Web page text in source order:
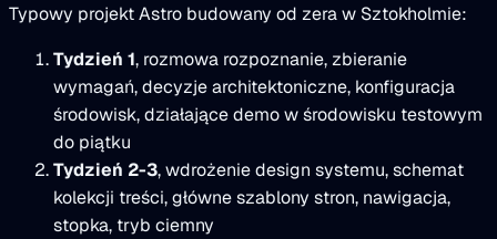
Typowy projekt Astro budowany od zera w Sztokholmie:
Tydzień 1, rozmowa rozpoznanie, zbieranie
wymagań, decyzje architektoniczne, konfiguracja
środowisk, działające demo w środowisku testowym
do piątku
Tydzień 2-3, wdrożenie design systemu, schemat
kolekcji treści, główne szablony stron, nawigacja,
stopka, tryb ciemny